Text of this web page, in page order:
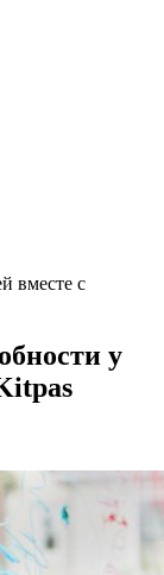
вместе с
у